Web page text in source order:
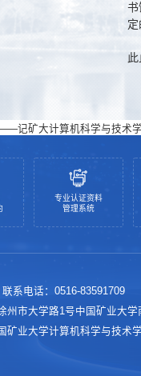
书
定
记矿大计算机科学与技术
专业认证资料
管理系统
系电话：0516-83591709
州市大学路1号中国矿业大学
矿业大学计算机科学与技术